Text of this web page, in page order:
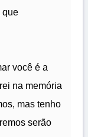
que
você é a
na memória
mas tenho
serão